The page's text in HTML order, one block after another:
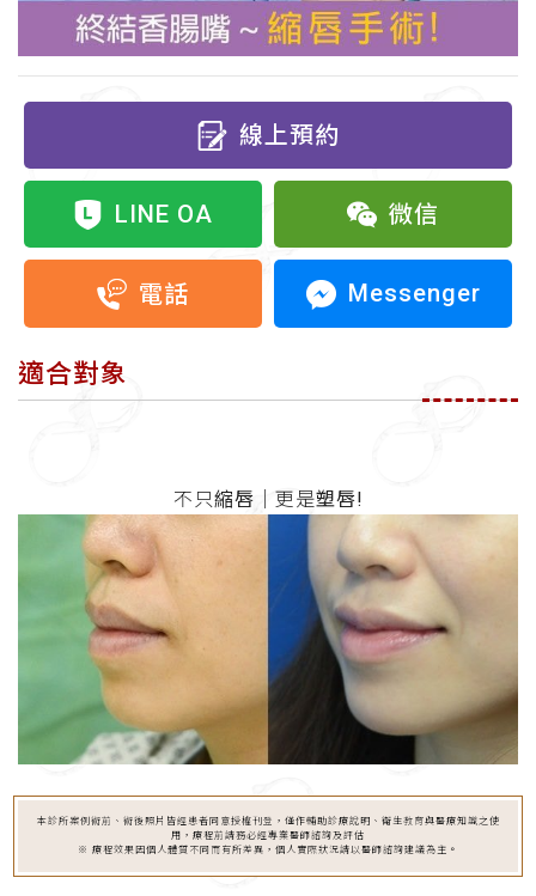
線上預約
LINE OA 微信
電話 Messenger
適合對象
不只縮唇 │更是塑唇!
本診所案例術前、術後照片皆經患者同意授權刊登，僅作輔助診療說明、衛生教育與醫療知識之使
用，療程前請務必經專業醫師諮詢及評估
※ 療程效果因個人體質不同而有所差異，個人實際狀況請以醫師諮詢建議為主。